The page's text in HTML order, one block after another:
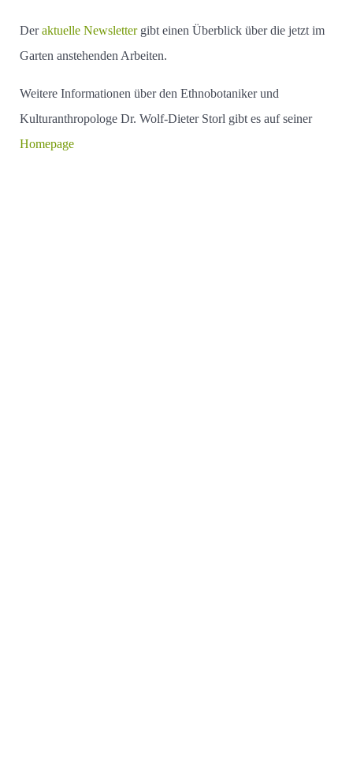
Deraktuelle Newslettergibt einen Überblick über die jetzt im
Garten anstehenden Arbeiten.
Weitere Informationen über den Ethnobotaniker und
Kulturanthropologe Dr. Wolf-Dieter Storl gibt es auf seiner
Homepage